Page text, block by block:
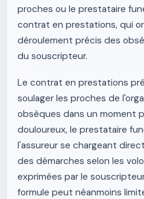
proches ou le prestataire
contrat en prestations, qui
déroulement précis des
du souscripteur.
Le contrat en prestations
soulager les proches de
obsèques dans un moment
douloureux, le prestataire
l'assureur se chargeant
des démarches selon les
exprimées par le
formule peut néanmoins